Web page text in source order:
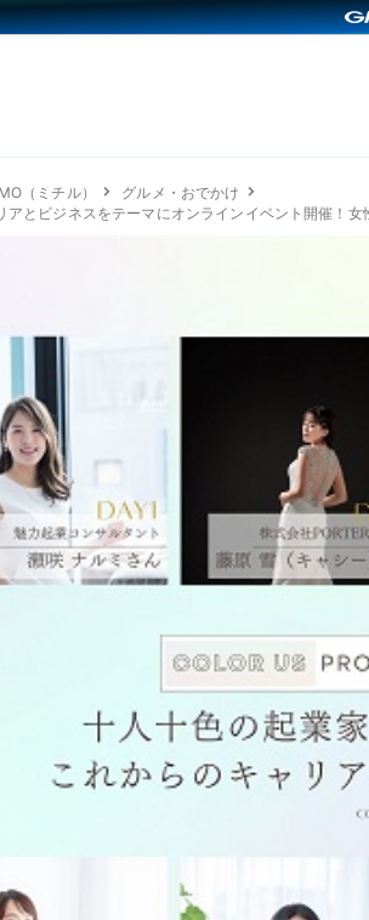
（ミチル）
グルメ・おでかけ
アとビジネスをテーマにオンラインイベント開催！女